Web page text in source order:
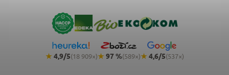
★4,9/5(18 909×)★97 %(589×)★4,6/5(537×)